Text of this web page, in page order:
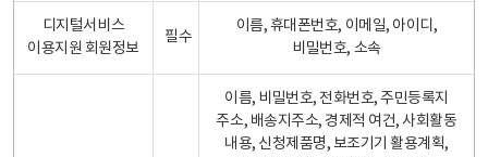
디지털서비스
이용지원 회원정보
필수
이름, 휴대폰번호, 이메일, 아이디,
비밀번호, 소속
이름, 비밀번호, 전화번호, 주민등록지
주소, 배송지주소, 경제적 여건, 사회활동
내용, 신청제품명, 보조기기 활용계획,